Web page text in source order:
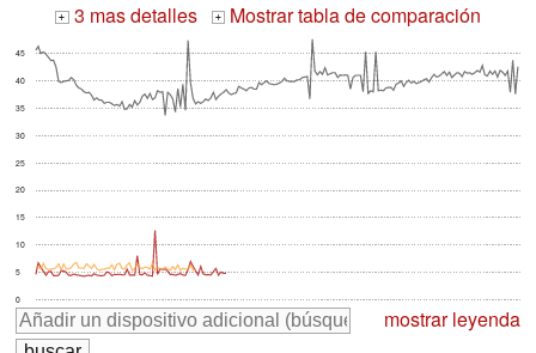
+ 3 mas detalles + Mostrar tabla de comparación
0
5
10
15
20
25
30
35
40
45
mostrar leyenda